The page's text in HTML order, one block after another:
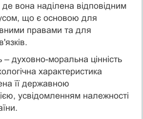
вона наділена відповідним
що є основою для
правами та для
– духовно-моральна цінність
характеристика
її державною
усвідомленням належності